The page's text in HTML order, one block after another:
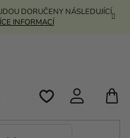
DORUČENY NÁSLEDUJÍCÍ
INFORMACÍ